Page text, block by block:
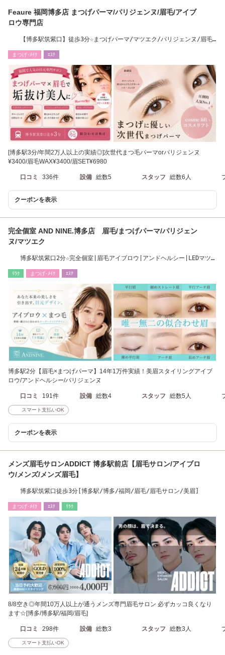
Feaure 福岡博多店 まつげパーマ/パリジェンヌ/眉毛/アイブ
ロウ専門店
【博多駅筑紫口】徒歩3分☆まつげパーマ/マツエク/パリジェンヌ/眉毛/
まつげ･ﾒｲｸ ｴｽﾃ
[博多駅3分/年間2万人以上の実績◎]次世代まつ毛パーマorパリジェンヌ
¥3400/眉毛WAX¥3400/眉SET¥6980
口コミ 336件 設備 総数5 スタッフ 総数6人
クーポンを表示
完全個室 AND NINE.博多店 眉毛/まつげパーマ/パリジェン
ヌ/マツエク
博多駅筑紫口2分☆完全個室|眉毛アイブロウ|アンドヘルシー|LEDマツエ
ﾘﾗｸ まつげ･ﾒｲｸ ｴｽﾃ
博多駅2分【眉毛×まつげパーマ】14年1万件実績！美眉スタイリングアイブ
ロウ/アンドヘルシー/パリジェンヌ
口コミ 191件 設備 総数4 スタッフ 総数5人
スマート支払いOK
クーポンを表示
メンズ眉毛サロンADDICT 博多駅前店【眉毛サロン/アイブロ
ウ/メンズ/メンズ眉毛】
博多駅筑紫口徒歩3分[博多駅/博多/福岡/眉毛/眉毛サロン/美眉]
まつげ･ﾒｲｸ ｴｽﾃ ﾘﾗｸ
8/8空き◎年間10万人以上が通うメンズ専門眉毛サロン 必ずカッコ良くなり
ます☆[博多/博多駅/福岡/眉毛]
口コミ 298件 設備 総数3 スタッフ 総数3人
スマート支払いOK